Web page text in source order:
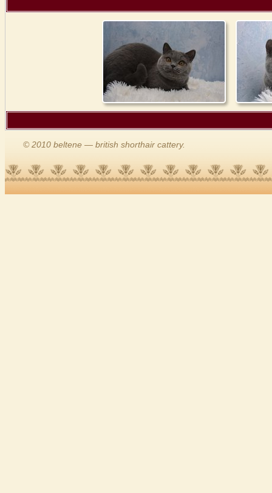
© 2010 beltene — british shorthair cattery.